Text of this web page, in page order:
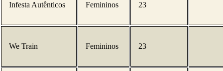
Infesta Autênticos Femininos 23
We Train Femininos 23